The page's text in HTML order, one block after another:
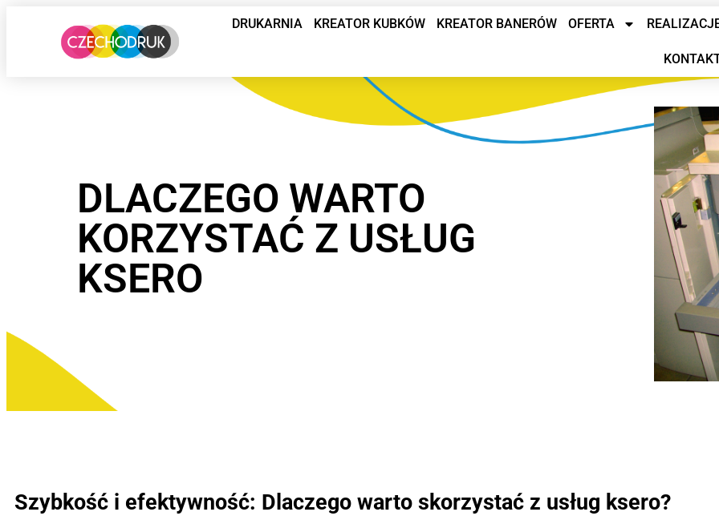
DRUKARNIA KREATOR KUBKÓW KREATOR BANERÓW OFERTA
DLACZEGO WARTO
KORZYSTAĆ Z USŁUG
KSERO
Szybkość i efektywność: Dlaczego warto skorzystać z usług ksero?